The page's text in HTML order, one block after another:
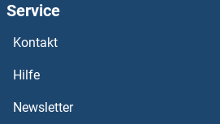
ABHD12 Antikörper
ABHD11 Antikörper
ABHD10 Antikörper
Service
Kontakt
Hilfe
Newsletter